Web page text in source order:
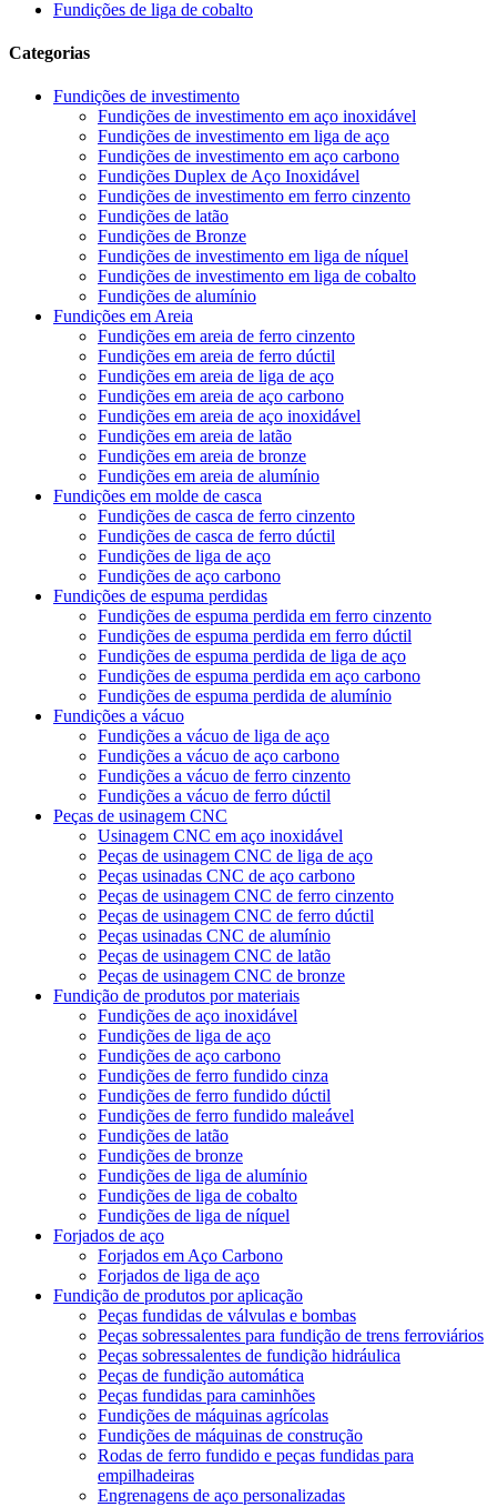
Fundições de liga de cobalto
Categorias
Fundições de investimento
Fundições de investimento em aço inoxidável
Fundições de investimento em liga de aço
Fundições de investimento em aço carbono
Fundições Duplex de Aço Inoxidável
Fundições de investimento em ferro cinzento
Fundições de latão
Fundições de Bronze
Fundições de investimento em liga de níquel
Fundições de investimento em liga de cobalto
Fundições de alumínio
Fundições em Areia
Fundições em areia de ferro cinzento
Fundições em areia de ferro dúctil
Fundições em areia de liga de aço
Fundições em areia de aço carbono
Fundições em areia de aço inoxidável
Fundições em areia de latão
Fundições em areia de bronze
Fundições em areia de alumínio
Fundições em molde de casca
Fundições de casca de ferro cinzento
Fundições de casca de ferro dúctil
Fundições de liga de aço
Fundições de aço carbono
Fundições de espuma perdidas
Fundições de espuma perdida em ferro cinzento
Fundições de espuma perdida em ferro dúctil
Fundições de espuma perdida de liga de aço
Fundições de espuma perdida em aço carbono
Fundições de espuma perdida de alumínio
Fundições a vácuo
Fundições a vácuo de liga de aço
Fundições a vácuo de aço carbono
Fundições a vácuo de ferro cinzento
Fundições a vácuo de ferro dúctil
Peças de usinagem CNC
Usinagem CNC em aço inoxidável
Peças de usinagem CNC de liga de aço
Peças usinadas CNC de aço carbono
Peças de usinagem CNC de ferro cinzento
Peças de usinagem CNC de ferro dúctil
Peças usinadas CNC de alumínio
Peças de usinagem CNC de latão
Peças de usinagem CNC de bronze
Fundição de produtos por materiais
Fundições de aço inoxidável
Fundições de liga de aço
Fundições de aço carbono
Fundições de ferro fundido cinza
Fundições de ferro fundido dúctil
Fundições de ferro fundido maleável
Fundições de latão
Fundições de bronze
Fundições de liga de alumínio
Fundições de liga de cobalto
Fundições de liga de níquel
Forjados de aço
Forjados em Aço Carbono
Forjados de liga de aço
Fundição de produtos por aplicação
Peças fundidas de válvulas e bombas
Peças sobressalentes para fundição de trens ferroviários
Peças sobressalentes de fundição hidráulica
Peças de fundição automática
Peças fundidas para caminhões
Fundições de máquinas agrícolas
Fundições de máquinas de construção
Rodas de ferro fundido e peças fundidas para
empilhadeiras
Engrenagens de aço personalizadas